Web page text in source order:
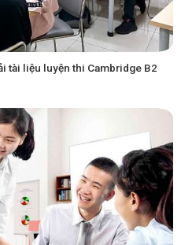
tài liệu luyện thi Cambridge B2